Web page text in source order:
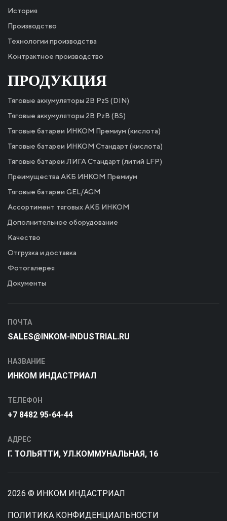
История
Производство
Технологии производства
Контрактное производство
ПРОДУКЦИЯ
Тяговые аккумуляторы 2В PzS (DIN)
Тяговые аккумуляторы 2В PzB (BS)
Тяговые батареи ИНКОМ Премиум (кислота)
Тяговые батареи ИНКОМ Стандарт (кислота)
Тяговые батареи ЛИГА Стандарт (литий LFP)
Преимущества АКБ ИНКОМ Премиум
Тяговые батареи GEL/AGM
Ассортимент тяговых АКБ ИНКОМ
Дополнительное оборудование
Качество
Отгрузка и доставка
Фотогалерея
Документы
ПОЧТА
SALES@INKOM-INDUSTRIAL.RU
НАЗВАНИЕ
ИНКОМ ИНДАСТРИАЛ
ТЕЛЕФОН
+7 8482 95-64-44
АДРЕС
Г. ТОЛЬЯТТИ, УЛ.КОММУНАЛЬНАЯ, 16
2026 © ИНКОМ ИНДАСТРИАЛ
ПОЛИТИКА КОНФИДЕНЦИАЛЬНОСТИ